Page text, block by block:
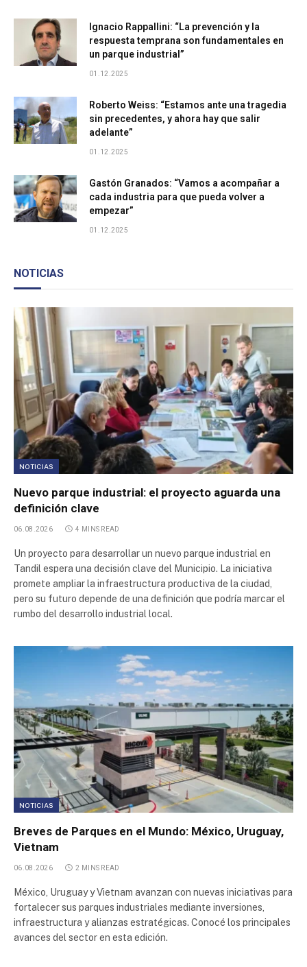
Parque Industrial Ruta 25
Bodega Sinco Logistica
Bodega Industrial
Centro de Distribución Colun San Bernardo
Parque Industrial de Garín
Parque Industrial Provincial Añelo
Área industrial Villa Mugueta
Parque Industrial Casilda
Parque Industrial Perico
Centro de Transferencia de Cargas CTC
Parque Apícola y Agroalimentario
Parque Apícola y Agroalimentario de Santa Rosa
Parque Industrial Buen Ayre 2
Parque Industrial Buen Ayre
Parque Industrial Reconquista
Parque Industrial Reconquista
Poligono Industrial Cortes de la Frontera
Poligono Industrial Mas de las Matas
Poligono Industrial Campillo de Altobuey
Parque Industrial Pichincha II
Parque Logístico 9 de Abril
Parque Logistico Veracruz
Parque Industrial Lautaro
Ignacio Rappallini: “La prevención y la
respuesta temprana son fundamentales en
un parque industrial”
01.12.2025
Roberto Weiss: “Estamos ante una tragedia
sin precedentes, y ahora hay que salir
adelante”
01.12.2025
Gastón Granados: “Vamos a acompañar a
cada industria para que pueda volver a
empezar”
01.12.2025
NOTICIAS
NOTICIAS
Nuevo parque industrial: el proyecto aguarda una
definición clave
06.08.2026 4 MINS READ
Un proyecto para desarrollar un nuevo parque industrial en
Tandil espera una decisión clave del Municipio. La iniciativa
promete ampliar la infraestructura productiva de la ciudad,
pero su futuro depende de una definición que podría marcar el
rumbo del desarrollo industrial local.
NOTICIAS
Breves de Parques en el Mundo: México, Uruguay,
Vietnam
06.08.2026 2 MINS READ
México, Uruguay y Vietnam avanzan con nuevas iniciativas para
fortalecer sus parques industriales mediante inversiones,
infraestructura y alianzas estratégicas. Conocé los principales
avances del sector en esta edición.